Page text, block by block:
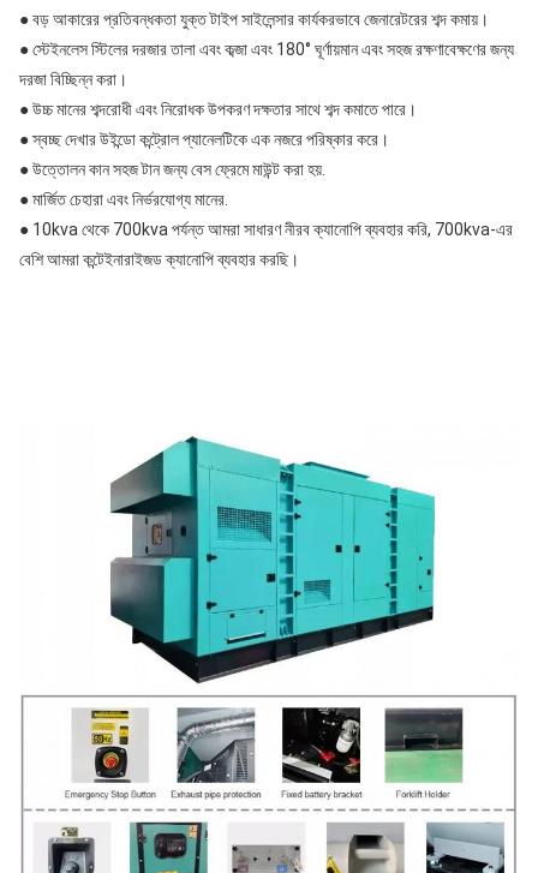
● বড় আকারের প্রতিবন্ধকতা যুক্ত টাইপ সাইলেন্সার কার্যকরভাবে জেনারেটরের শব্দ কমায়।
● স্টেইনলেস স্টিলের দরজার তালা এবং কব্জা এবং 180° ঘূর্ণায়মান এবং সহজ রক্ষণাবেক্ষণের জন্য
দরজা বিচ্ছিন্ন করা।
● উচ্চ মানের শব্দরোধী এবং নিরোধক উপকরণ দক্ষতার সাথে শব্দ কমাতে পারে।
● স্বচ্ছ দেখার উইন্ডো কন্ট্রোল প্যানেলটিকে এক নজরে পরিষ্কার করে।
● উত্তোলন কান সহজ টান জন্য বেস ফ্রেমে মাউন্ট করা হয়.
● মার্জিত চেহারা এবং নির্ভরযোগ্য মানের.
● 10kva থেকে 700kva পর্যন্ত আমরা সাধারণ নীরব ক্যানোপি ব্যবহার করি, 700kva-এর
বেশি আমরা কন্টেইনারাইজড ক্যানোপি ব্যবহার করছি।